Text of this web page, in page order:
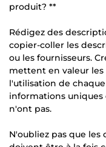
produit? **
Rédigez des
copier-coller les
ou les fournisseurs.
mettent en valeur
l'utilisation de
informations
n'ont pas.
N'oubliez pas que les